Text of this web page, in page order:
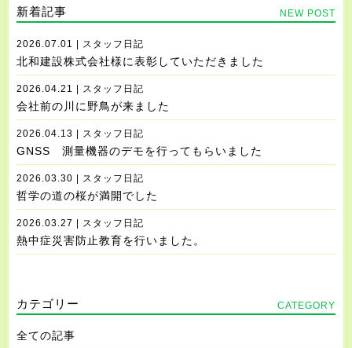
新着記事 NEW POST
2026.07.01 | スタッフ日記
北和建設株式会社様に表彰していただきました
2026.04.21 | スタッフ日記
会社前の川に野鳥が来ました
2026.04.13 | スタッフ日記
GNSS 測量機器のデモを行ってもらいました
2026.03.30 | スタッフ日記
哲学の道の桜が満開でした
2026.03.27 | スタッフ日記
熱中症災害防止教育を行いました。
カテゴリー CATEGORY
全ての記事